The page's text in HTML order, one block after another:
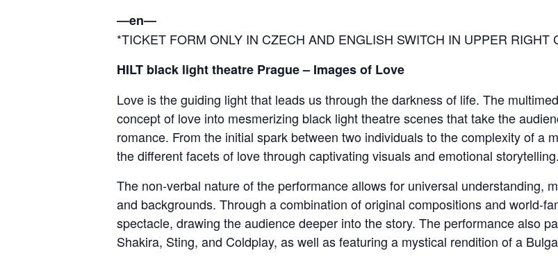
―en―
*TICKET FORM ONLY IN CZECH AND ENGLISH SWITCH IN UPPER RIGHT
HILT black light theatre Prague – Images of Love
Love is the guiding light that leads us through the darkness of life. The
concept of love into mesmerizing black light theatre scenes that take the
romance. From the initial spark between two individuals to the complexity of a
the different facets of love through captivating visuals and emotional storytelling.
The non-verbal nature of the performance allows for universal understanding,
and backgrounds. Through a combination of original compositions and world-
spectacle, drawing the audience deeper into the story. The performance also
Shakira, Sting, and Coldplay, as well as featuring a mystical rendition of a